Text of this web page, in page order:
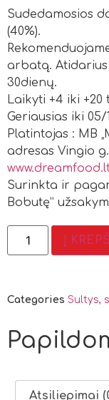
Sudedamosios
(40%).
arbatą.
30dienų.
Laikyti +4 iki +20
Geriausias iki 05/
Platintojas : MB
adresas Vingio
Surinkta ir
Bobutę”
Į
Categories Sultys,
Atsiliepimai